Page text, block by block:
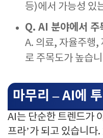
등)에서 가능성 있
Q. AI 분야에서 주
A. 의료, 자율주행,
로 주목도가 높습
마무리 – AI에
AI는 단순한 트렌드가
프라’가 되고 있습니